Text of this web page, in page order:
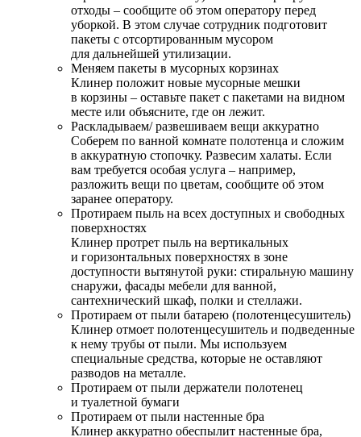
отходы – сообщите об этом оператору перед
уборкой. В этом случае сотрудник подготовит
пакеты с отсортированным мусором
для дальнейшей утилизации.
Меняем пакеты в мусорных корзинах
Клинер положит новые мусорные мешки
в корзины – оставьте пакет с пакетами на видном
месте или объясните, где он лежит.
Раскладываем/ развешиваем вещи аккуратно
Соберем по ванной комнате полотенца и сложим
в аккуратную стопочку. Развесим халаты. Если
вам требуется особая услуга – например,
разложить вещи по цветам, сообщите об этом
заранее оператору.
Протираем пыль на всех доступных и свободных
поверхностях
Клинер протрет пыль на вертикальных
и горизонтальных поверхностях в зоне
доступности вытянутой руки: стиральную машину
снаружи, фасады мебели для ванной,
сантехнический шкаф, полки и стеллажи.
Протираем от пыли батарею (полотенцесушитель)
Клинер отмоет полотенцесушитель и подведенные
к нему трубы от пыли. Мы используем
специальные средства, которые не оставляют
разводов на металле.
Протираем от пыли держатели полотенец
и туалетной бумаги
Протираем от пыли настенные бра
Клинер аккуратно обеспылит настенные бра,